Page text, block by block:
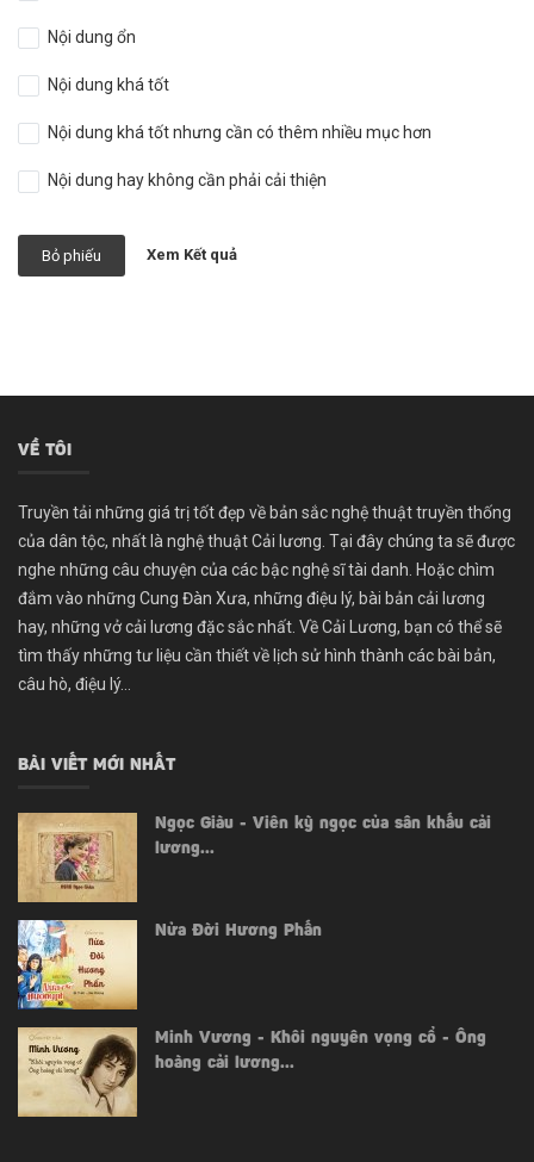
Nội dung ổn
Nội dung khá tốt
Nội dung khá tốt nhưng cần có thêm nhiều mục hơn
Nội dung hay không cần phải cải thiện
Bỏ phiếu Xem Kết quả
VỀ TÔI
Truyền tải những giá trị tốt đẹp về bản sắc nghệ thuật truyền thống
của dân tộc, nhất là nghệ thuật Cải lương. Tại đây chúng ta sẽ được
nghe những câu chuyện của các bậc nghệ sĩ tài danh. Hoặc chìm
đắm vào những Cung Đàn Xưa, những điệu lý, bài bản cải lương
hay, những vở cải lương đặc sắc nhất. Về Cải Lương, bạn có thể sẽ
tìm thấy những tư liệu cần thiết về lịch sử hình thành các bài bản,
câu hò, điệu lý...
BÀI VIẾT MỚI NHẤT
Ngọc Giàu - Viên kỳ ngọc của sân khấu cải
lương...
Nửa Đời Hương Phấn
Minh Vương - Khôi nguyên vọng cổ - Ông
hoàng cải lương...